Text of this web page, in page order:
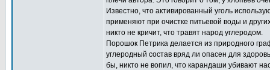
Известно, что активированный уголь
применяют при очистке питьевой воды и
никто не кричит, что травят народ углеродом.
Порошок Петрика делается из природного
углеродный состав вряд ли опасен для
бы, никто не вопил, что карандаши убивают